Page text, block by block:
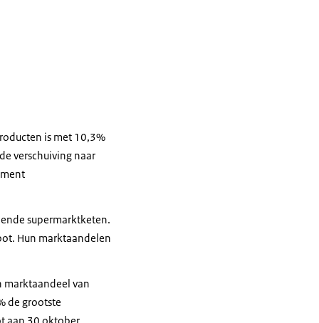
is met 10,3%
verschuiving naar
supermarktketen.
Hun marktaandelen
marktaandeel van
de grootste